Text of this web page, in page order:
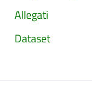
Allegati
Dataset